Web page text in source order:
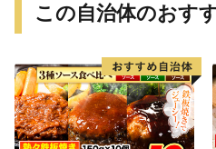
この自治体のおす